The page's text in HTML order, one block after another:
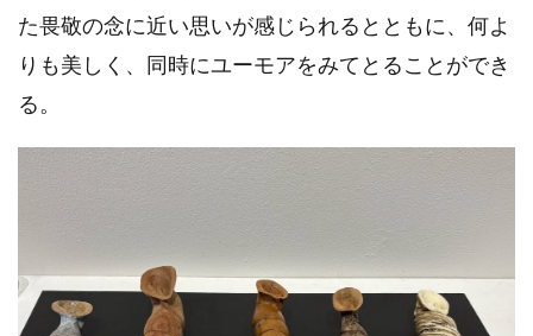
た畏敬の念に近い思いが感じられるとともに、何よ
りも美しく、同時にユーモアをみてとることができ
る。